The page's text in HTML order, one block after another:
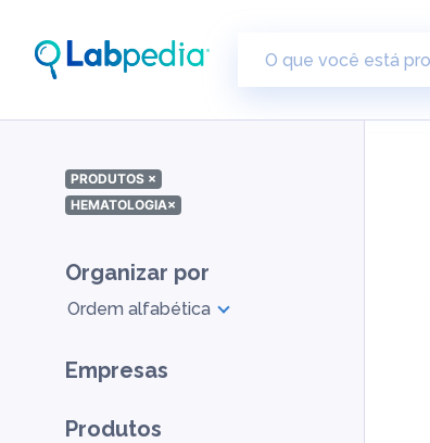
PRODUTOS×
HEMATOLOGIA×
Organizar por
Ordem alfabética
Empresas
Produtos